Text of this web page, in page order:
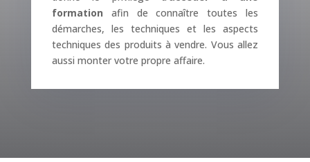
formation afin de connaître toutes les
démarches, les techniques et les aspects
techniques des produits à vendre. Vous allez
aussi monter votre propre affaire.